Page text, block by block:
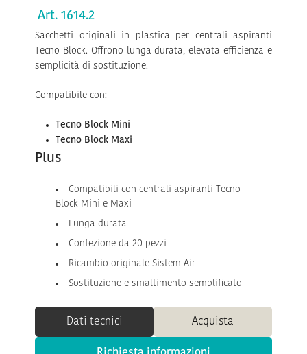
Art. 1614.2
Sacchetti originali in plastica per centrali aspiranti
Tecno Block. Offrono lunga durata, elevata efficienza e
semplicità di sostituzione.
Compatibile con:
Tecno Block Mini
Tecno Block Maxi
Plus
Compatibili con centrali aspiranti Tecno
Block Mini e Maxi
Lunga durata
Confezione da 20 pezzi
Ricambio originale Sistem Air
Sostituzione e smaltimento semplificato
Dati tecnici Acquista